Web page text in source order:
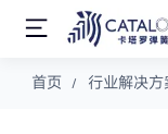
首页 行业解决方